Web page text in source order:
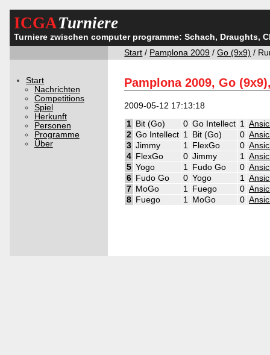
ICGATurniere
Turniere zwischen computer programme: Schach, Draughts,
Start / Pamplona 2009 /Go (9x9) /
Start
Nachrichten
Competitions
Spiel
Herkunft
Personen
Programme
Über
Pamplona 2009, Go
2009-05-12 17:13:18
1 Bit (Go) 0 Go Intellect 1
2 Go Intellect 1 Bit (Go) 0
3 Jimmy 1 FlexGo 0
4 FlexGo 0 Jimmy 1
5 Yogo 1 Fudo Go 0
6 Fudo Go 0 Yogo 1
7 MoGo 1 Fuego 0
8 Fuego 1 MoGo 0